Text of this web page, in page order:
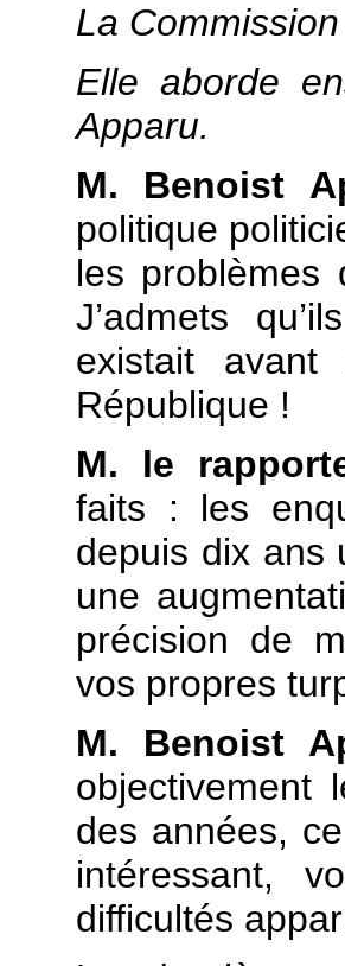
La Commission
Elle aborde
Apparu.
M. Benoist
politique
les problèmes
J’admets
existait
République !
M. le
faits : les
depuis dix ans
une
précision de
vos propres
M. Benoist
objectivement
des années,
intéressant,
difficultés